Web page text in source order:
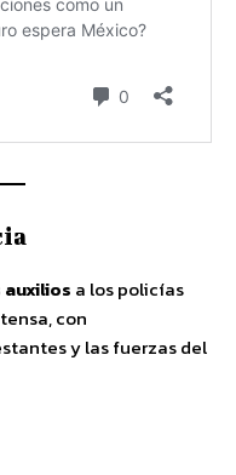
a los policías
con
y las fuerzas del